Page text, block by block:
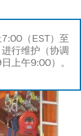
（EST）至
行维护（协调
上午9:00）。